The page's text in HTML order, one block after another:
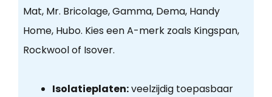
Mat, Mr. Bricolage, Gamma, Dema, Handy
Home, Hubo. Kies een A-merk zoals Kingspan,
Rockwool of Isover.
Isolatieplaten:veelzijdig toepasbaar